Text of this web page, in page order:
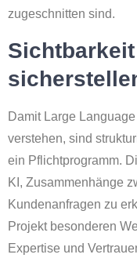
zugeschnitten sind.
Damit Large
verstehen, sind
ein Pflichtprogramm.
KI, Zusammenhänge
Kundenanfragen zu
Projekt besonderen
Expertise und